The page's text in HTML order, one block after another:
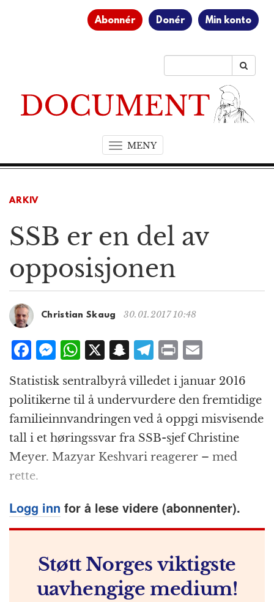
Abonnér Donér Min konto
MENYT
o
a
i
t
n
ARKIV
SSB er en del av
opposisjonen
Christian Skaug 30.01.2017 10:48
F
a
c
e
b
o
o
k
M
ss
e
n
g
e
W
at
s
A
p
p
X S
n
a
p
c
h
at
T
el
e
g
r
a
m
P
ri
n
t
ai
l
Statistisk sentralbyrå villedet i januar 2016
politikerne til å undervurdere den fremtidige
familieinnvandringen ved å oppgi misvisende
tall i et høringssvar fra SSB-sjef Christine
Meyer. Mazyar Keshvari reagerer – med
rette.
Logg inn for å lese videre (abonnenter).
Støtt Norges viktigste
uavhengige medium!